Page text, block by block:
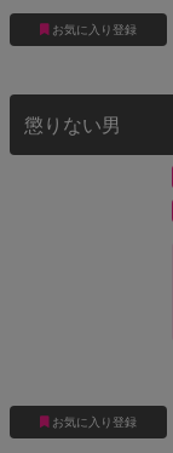
お気に入り登録
懲りない男
お気に入り登録